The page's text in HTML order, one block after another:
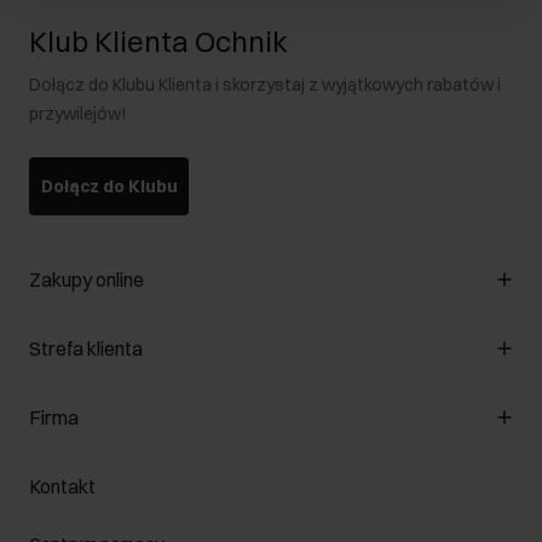
Klub Klienta Ochnik
Dołącz do Klubu Klienta i skorzystaj z wyjątkowych rabatów i
przywilejów!
Dołącz do Klubu
Zakupy online
Zarządzaj cookies
Formy płatności
Jak dokonać zwrotu?
Strefa klienta
Klub Klienta
Zwróć produkty
Firma
O nas
Salony
Kontakt